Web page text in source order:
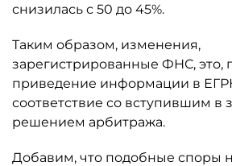
снизилась с 50 до 45%.
Таким образом, изменения,
зарегистрированные ФНС, это,
приведение информации в
соответствие со вступившим в
решением арбитража.
Добавим, что подобные споры